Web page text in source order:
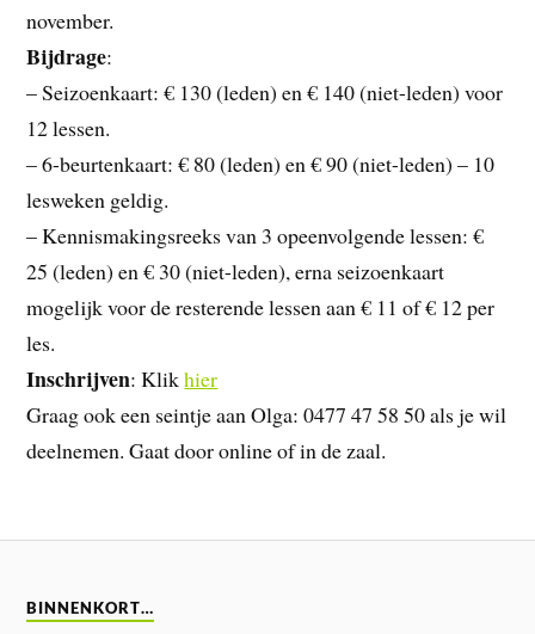
november.
Bijdrage:
– Seizoenkaart: € 130 (leden) en € 140 (niet-leden) voor
12 lessen.
– 6-beurtenkaart: € 80 (leden) en € 90 (niet-leden) – 10
lesweken geldig.
– Kennismakingsreeks van 3 opeenvolgende lessen: €
25 (leden) en € 30 (niet-leden), erna seizoenkaart
mogelijk voor de resterende lessen aan € 11 of € 12 per
les.
Inschrijven: Klikhier
Graag ook een seintje aan Olga: 0477 47 58 50 als je wil
deelnemen. Gaat door online of in de zaal.
BINNENKORT…